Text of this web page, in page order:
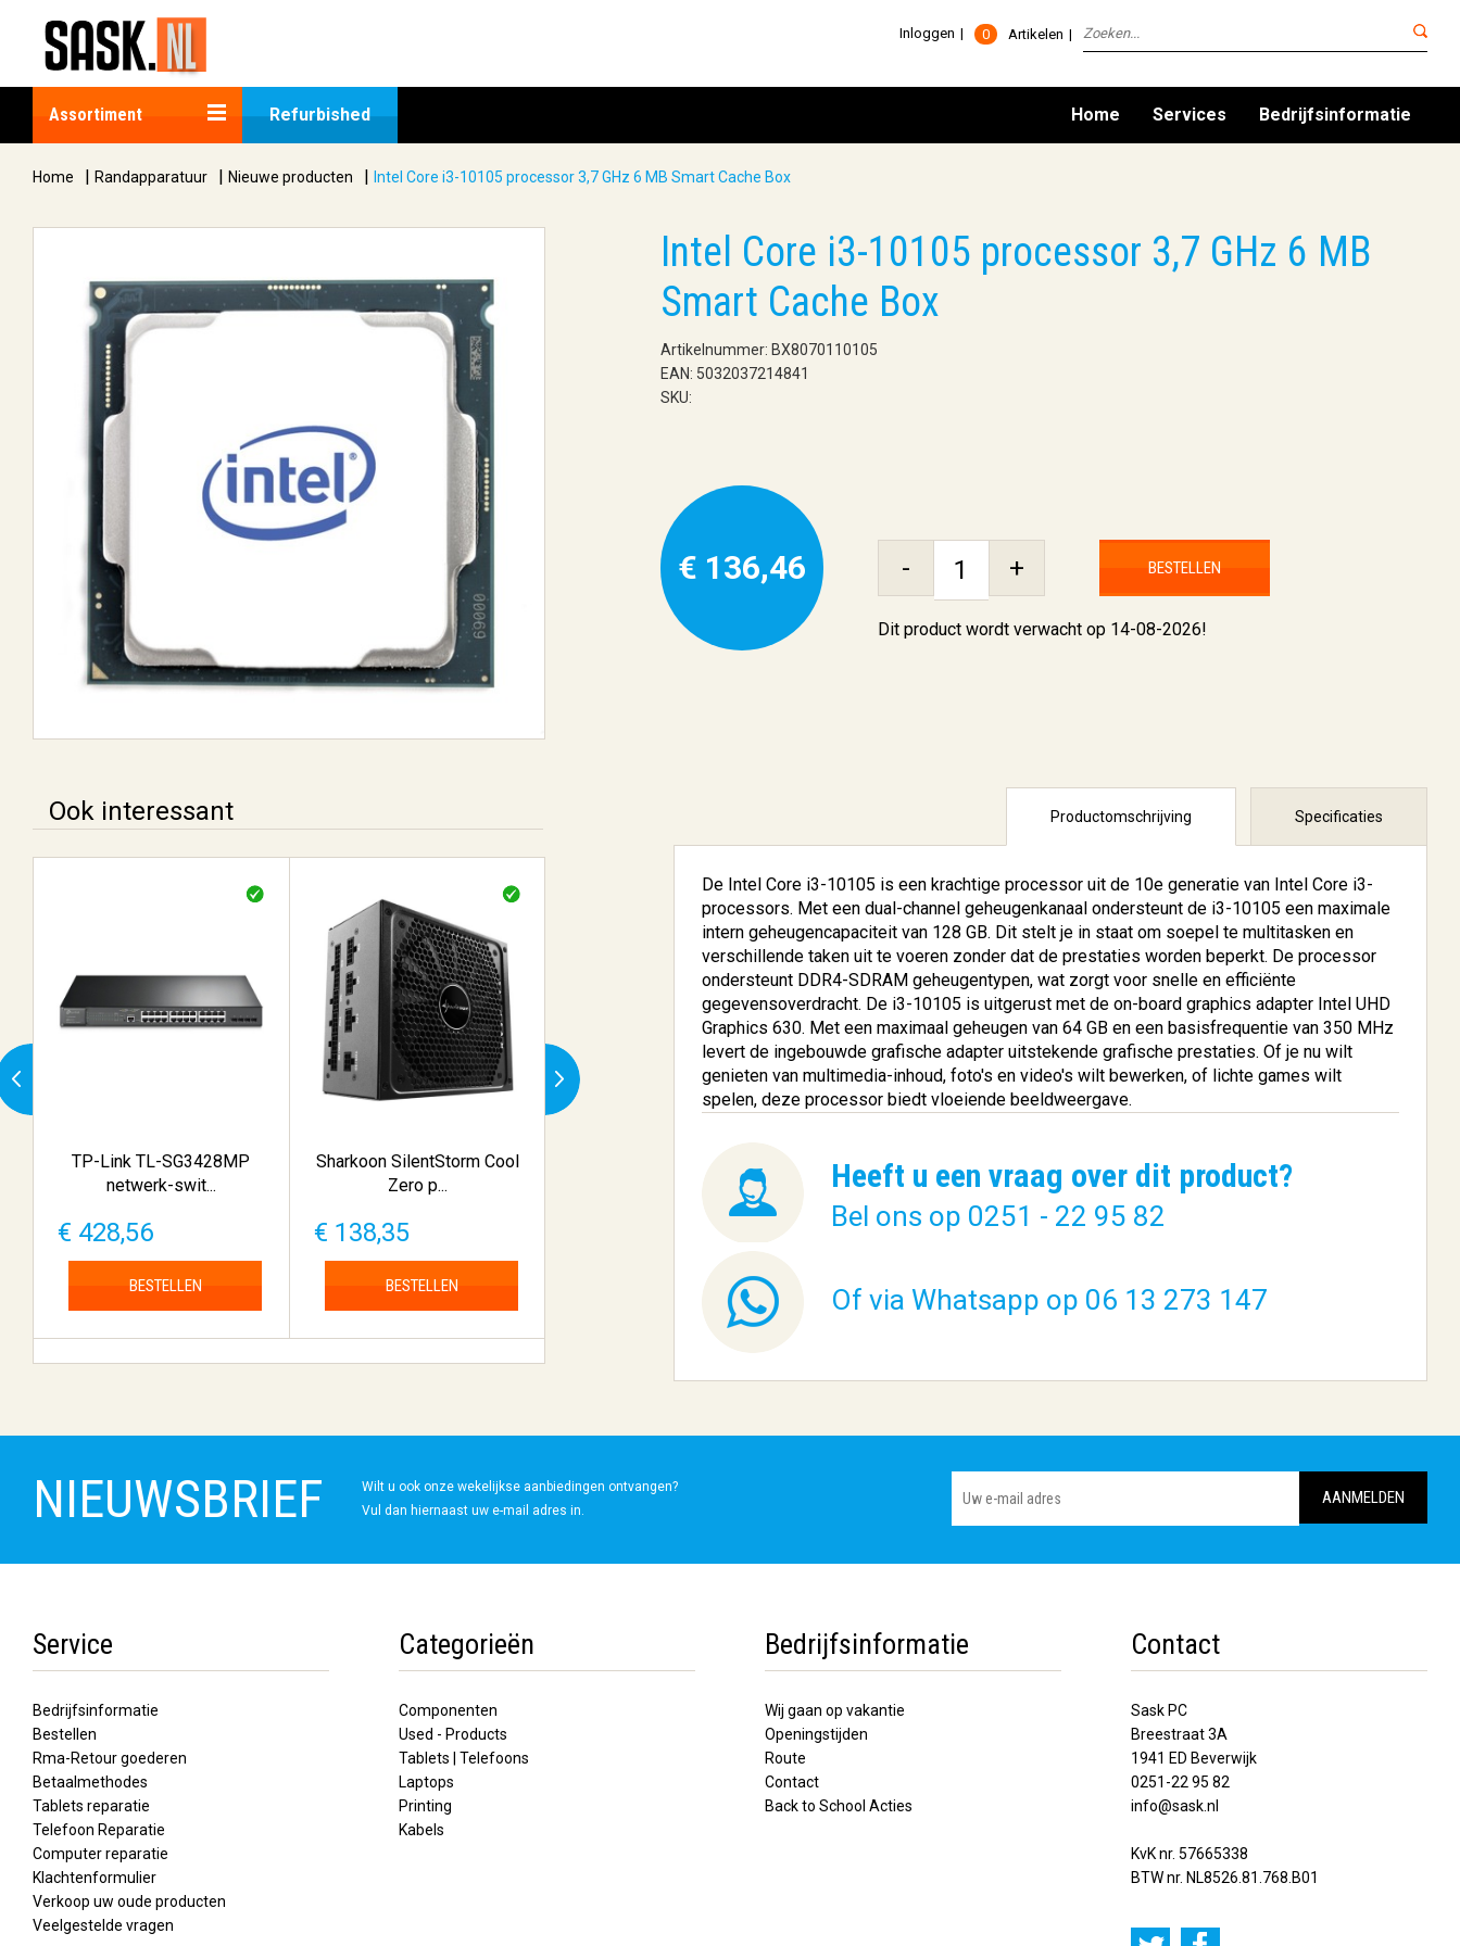
0 Artikelen
Inloggen
Assortiment Refurbished Home Services Bedrijfsinformatie
Home | Randapparatuur | Nieuwe producten | Intel Core i3-10105 processor 3,7 GHz 6 MB Smart Cache Box
Intel Core i3-10105 processor 3,7 GHz 6 MB
Smart Cache Box
Artikelnummer: BX8070110105
EAN: 5032037214841
SKU:
€ 136,46 - + BESTELLEN
Dit product wordt verwacht op 14-08-2026!
Ook interessant
TP-Link TL-SG3428MP
netwerk-swit...
€ 428,56
BESTELLEN
Sharkoon SilentStorm Cool
Zero p...
€ 138,35
BESTELLEN
Samsung Galaxy Tab S9
SM-X710N Q...
€
BESTELLEN
Logitech M575 ERGO
Draadloze Tra...
€ 133,56
BESTELLEN
Productomschrijving Specificaties
De Intel Core i3-10105 is een krachtige processor uit de 10e generatie van Intel Core i3-
processors. Met een dual-channel geheugenkanaal ondersteunt de i3-10105 een maximale
intern geheugencapaciteit van 128 GB. Dit stelt je in staat om soepel te multitasken en
verschillende taken uit te voeren zonder dat de prestaties worden beperkt. De processor
ondersteunt DDR4-SDRAM geheugentypen, wat zorgt voor snelle en efficiënte
gegevensoverdracht. De i3-10105 is uitgerust met de on-board graphics adapter Intel UHD
Graphics 630. Met een maximaal geheugen van 64 GB en een basisfrequentie van 350 MHz
levert de ingebouwde grafische adapter uitstekende grafische prestaties. Of je nu wilt
genieten van multimedia-inhoud, foto's en video's wilt bewerken, of lichte games wilt
spelen, deze processor biedt vloeiende beeldweergave.
Heeft u een vraag over dit product?
Bel ons op 0251 - 22 95 82
Of via Whatsapp op 06 13 273 147
NIEUWSBRIEF
Wilt u ook onze wekelijkse aanbiedingen ontvangen?
Vul dan hiernaast uw e-mail adres in.
Service
Bedrijfsinformatie
Bestellen
Rma-Retour goederen
Betaalmethodes
Tablets reparatie
Telefoon Reparatie
Computer reparatie
Klachtenformulier
Verkoop uw oude producten
Veelgestelde vragen
Categorieën
Componenten
Used - Products
Tablets | Telefoons
Laptops
Printing
Kabels
Bedrijfsinformatie
Wij gaan op vakantie
Openingstijden
Route
Contact
Back to School Acties
Contact
Sask PC
Breestraat 3A
1941 ED Beverwijk
0251-22 95 82
info@sask.nl
KvK nr. 57665338
BTW nr. NL8526.81.768.B01